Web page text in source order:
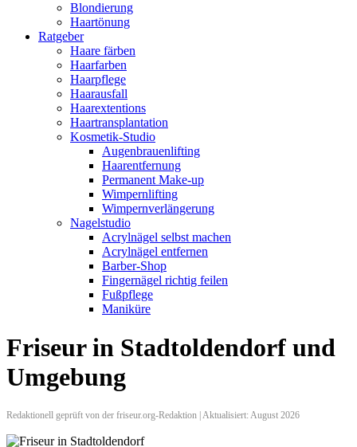
Blondierung
Haartönung
Ratgeber
Haare färben
Haarfarben
Haarpflege
Haarausfall
Haarextentions
Haartransplantation
Kosmetik-Studio
Augenbrauenlifting
Haarentfernung
Permanent Make-up
Wimpernlifting
Wimpernverlängerung
Nagelstudio
Acrylnägel selbst machen
Acrylnägel entfernen
Barber-Shop
Fingernägel richtig feilen
Fußpflege
Maniküre
Friseur in Stadtoldendorf und
Umgebung
Redaktionell geprüft von der friseur.org-Redaktion | Aktualisiert: August 2026